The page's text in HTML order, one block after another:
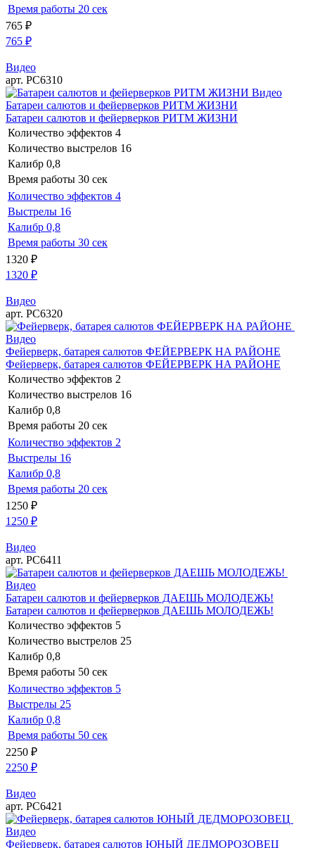
Время работы 20 сек
765 ₽
765 ₽
Видео
арт. РС6310
Видео
Батареи салютов и фейерверков РИТМ ЖИЗНИ
Батареи салютов и фейерверков РИТМ ЖИЗНИ
Количество эффектов 4
Количество выстрелов 16
Калибр 0,8
Время работы 30 сек
Количество эффектов 4
Выстрелы 16
Калибр 0,8
Время работы 30 сек
1320 ₽
1320 ₽
Видео
арт. РС6320
Видео
Фейерверк, батарея салютов ФЕЙЕРВЕРК НА РАЙОНЕ
Фейерверк, батарея салютов ФЕЙЕРВЕРК НА РАЙОНЕ
Количество эффектов 2
Количество выстрелов 16
Калибр 0,8
Время работы 20 сек
Количество эффектов 2
Выстрелы 16
Калибр 0,8
Время работы 20 сек
1250 ₽
1250 ₽
Видео
арт. РС6411
Видео
Батареи салютов и фейерверков ДАЕШЬ МОЛОДЕЖЬ!
Батареи салютов и фейерверков ДАЕШЬ МОЛОДЕЖЬ!
Количество эффектов 5
Количество выстрелов 25
Калибр 0,8
Время работы 50 сек
Количество эффектов 5
Выстрелы 25
Калибр 0,8
Время работы 50 сек
2250 ₽
2250 ₽
Видео
арт. РС6421
Видео
Фейерверк, батарея салютов ЮНЫЙ ДЕДМОРОЗОВЕЦ